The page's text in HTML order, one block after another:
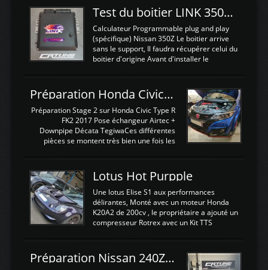
Test du boitier LINK 350Z Plugin ECU
Calculateur Programmable plug and play
(spécifique) Nissan 350Z Le boitier arrive
sans le support, Il faudra récupérer celui du
boitier d'origine Avant d'installer le
d'envoyer l'information de la large bande
dans le boitier. sydney sweeney deepfake
La sortie 0-5V de l'afr sera connectée sur
l'entrée AN Volt 8 et GndAN pour
Analogique, et Volt car l'information est une
tension (Pas une résistance variable d'un
est temps de brancher le ...
Préparation Honda Civic Type R FK2
Préparation Stage 2 sur Honda Civic Type R
FK2 2017 Pose échangeur Airtec +
Downpipe Décata TegiwaCes différentes
pièces se montent très bien une fois les
légere découpe du plastique inferieur,
negénant en rien la structure ou le
fonctionnement du fond plat. Une
reprogrammation Stage 2 est faite sur le
calculateur d'origine. Une alternative
économique au passage sur Hondata
d'origine 310cv et 400Nn , Une fois
reprogrammé et les ...
Lotus Hot Purpple
Une lotus Elise S1 aux performances
délirantes, Monté avec un moteur Honda
K20A2 de 200cv , le propriétaire a ajouté un
compresseur Rotrex avec un Kit TTS
d'augmenter la puissance de son moteur:
un watercooler a été ajouté. 300Cv sans
Préparation Nissan 240Z SR20DET